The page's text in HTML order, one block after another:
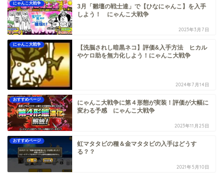
にゃんこ大戦争
3月「雛壇の戦士達」で【ひなにゃんこ】を入手
しよう！ にゃんこ大戦争
2023年3月7日
にゃんこ大戦争
【洗脳されし暗黒ネコ】評価&入手方法 ヒカル
やケロ助を無力化しよう！にゃんこ大戦争
2024年7月14日
おすすめページ
にゃんこ大戦争に第４形態が実装！評価が大幅に
変わる予感 にゃんこ大戦争
2023年11月25日
おすすめページ
虹マタタビの種＆金マタタビの入手はどうす
る？？
2021年5月10日